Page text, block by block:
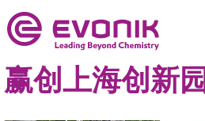
赢创上海创新园